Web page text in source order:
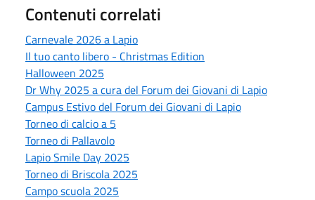
Contenuti correlati
Carnevale 2026 a Lapio
Il tuo canto libero - Christmas Edition
Halloween 2025
Dr Why 2025 a cura del Forum dei Giovani di Lapio
Campus Estivo del Forum dei Giovani di Lapio
Torneo di calcio a 5
Torneo di Pallavolo
Lapio Smile Day 2025
Torneo di Briscola 2025
Campo scuola 2025